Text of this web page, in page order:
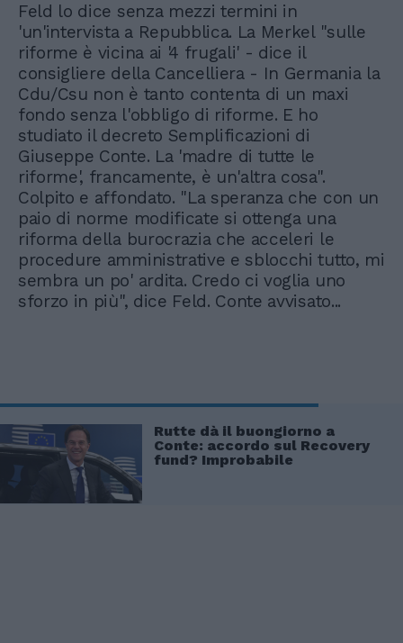
Feld lo dice senza mezzi termini in
'un'intervista a Repubblica. La Merkel "sulle
riforme è vicina ai '4 frugali' - dice il
consigliere della Cancelliera - In Germania la
Cdu/Csu non è tanto contenta di un maxi
fondo senza l'obbligo di riforme. E ho
studiato il decreto Semplificazioni di
Giuseppe Conte. La 'madre di tutte le
riforme', francamente, è un'altra cosa".
Colpito e affondato. "La speranza che con un
paio di norme modificate si ottenga una
riforma della burocrazia che acceleri le
procedure amministrative e sblocchi tutto, mi
sembra un po' ardita. Credo ci voglia uno
sforzo in più", dice Feld. Conte avvisato...
Rutte dà il buongiorno a
Conte: accordo sul Recovery
fund? Improbabile